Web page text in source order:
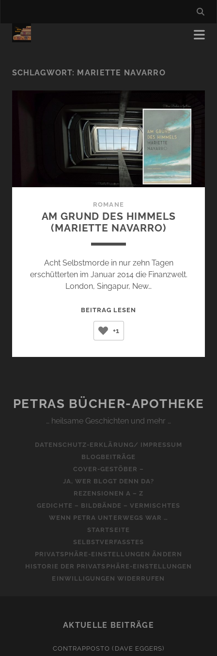
SCHLAGWORT: MARIETTE NAVARRO
ROMANE
AM GRUND DES HIMMELS
(MARIETTE NAVARRO)
Acht Selbstmorde in nur zehn Tagen
erschütterten im Januar 2014 die Finanzwelt.
London, Singapur, New…
BEITRAG LESEN
(MARIETTE
+1
PETRAS BÜCHER-APOTHEKE
… heilsame Geschichten und mehr …
DATENSCHUTZ-ERKLÄRUNG/ IMPRESSUM
BLOGBEITRÄGE
COVER-GESTÖBER –
JA, WER BLOGT DENN DA?
REZENSIONEN A – Z
GEDICHTE – BILDBÄNDE – VERMISCHTES
WENN PETRA UNTERWEGS WAR …
STARTSEITE
SELBSTVERFASSTES
PRIVATSPHÄRE-EINSTELLUNGEN ÄNDERN
HISTORIE DER PRIVATSPHÄRE-EINSTELLUNGEN
EINWILLIGUNGEN WIDERRUFEN
AKTUELLE BEITRÄGE
CONTRAPPOSTO (DAVE EGGERS)